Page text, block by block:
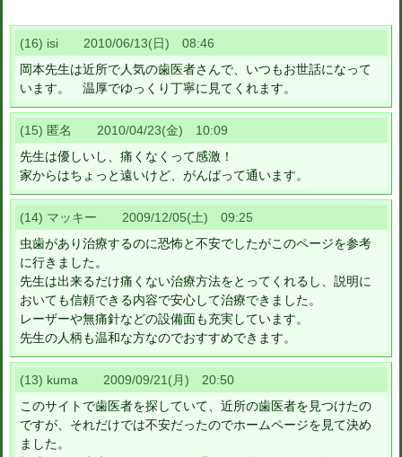
(16) isi 2010/06/13(日) 08:46
岡本先生は近所で人気の歯医者さんで、いつもお世話になって
います。 温厚でゆっくり丁寧に見てくれます。
(15) 匿名 2010/04/23(金) 10:09
先生は優しいし、痛くなくって感激！
家からはちょっと遠いけど、がんばって通います。
(14) マッキー 2009/12/05(土) 09:25
虫歯があり治療するのに恐怖と不安でしたがこのページを参考
に行きました。
先生は出来るだけ痛くない治療方法をとってくれるし、説明に
おいても信頼できる内容で安心して治療できました。
レーザーや無痛針などの設備面も充実しています。
先生の人柄も温和な方なのでおすすめできます。
(13) kuma 2009/09/21(月) 20:50
このサイトで歯医者を探していて、近所の歯医者を見つけたの
ですが、それだけでは不安だったのでホームページを見て決め
ました。